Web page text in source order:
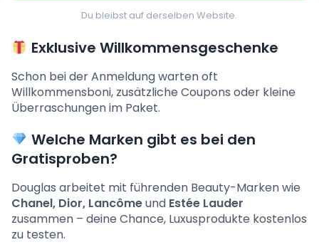
Du bleibst auf derselben Website.
Exklusive Willkommensgeschenke
Schon bei der Anmeldung warten oft
Willkommensboni, zusätzliche Coupons oder kleine
Überraschungen im Paket.
Welche Marken gibt es bei den
Gratisproben?
Douglas arbeitet mit führenden Beauty-Marken wie
Chanel, Dior, Lancômeund Estée Lauder
zusammen – deine Chance, Luxusprodukte kostenlos
zu testen.